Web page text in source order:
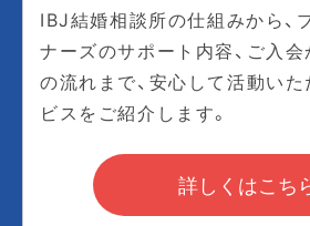
IBJ結婚相談所の仕組みから、
ナーズのサポート内容、ご入
の流れまで、安心して活動い
ビスをご紹介します。
詳しくはこち